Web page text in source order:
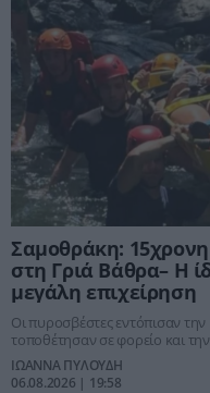
Σαμοθράκη:
στη Γριά Βάθρα– Η
μεγάλη επιχείρηση
Οι πυροσβέστες εντόπισαν
τοποθέτησαν σε φορείο και
ΙΩΑΝΝΑ ΠΥΛΟΥΔΗ
06.08.2026 | 19:58